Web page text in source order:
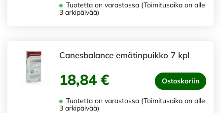
Tuotetta on varastossa (Toimitusaika on alle
3 arkipäivää)
Canesbalance emätinpuikko 7 kpl
18,84 € Ostoskoriin
Tuotetta on varastossa (Toimitusaika on alle
3 arkipäivää)